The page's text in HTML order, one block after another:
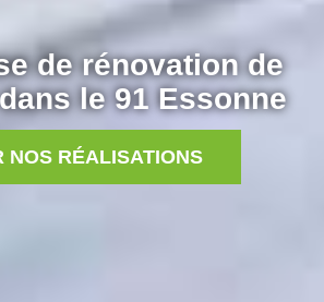
de rénovation de
le 91 Essonne
NOS RÉALISATIONS